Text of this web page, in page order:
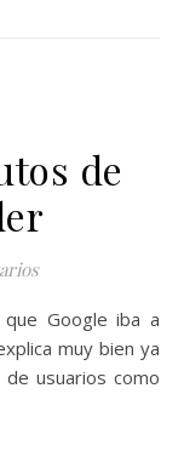
de
muy bien ya
usuarios como